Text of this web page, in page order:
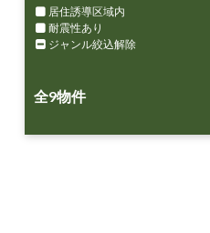
居住誘導区域内
耐震性あり
ジャンル絞込解除
全9物件